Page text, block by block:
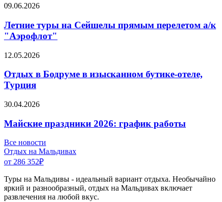
09.06.2026
Летние туры на Сейшелы прямым перелетом а/к
"Аэрофлот"
12.05.2026
Отдых в Бодруме в изысканном бутике-отеле,
Турция
30.04.2026
Майские праздники 2026: график работы
Все новости
Отдых на Мальдивах
от 286 352₽
Туры на Мальдивы - идеальный вариант отдыха. Необычайно
яркий и разнообразный, отдых на Мальдивах включает
развлечения на любой вкус.